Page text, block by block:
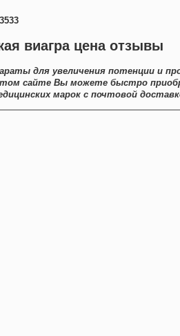
виагра цена отзывы
для увеличения потенции и
сайте Вы можете быстро
марок с почтовой